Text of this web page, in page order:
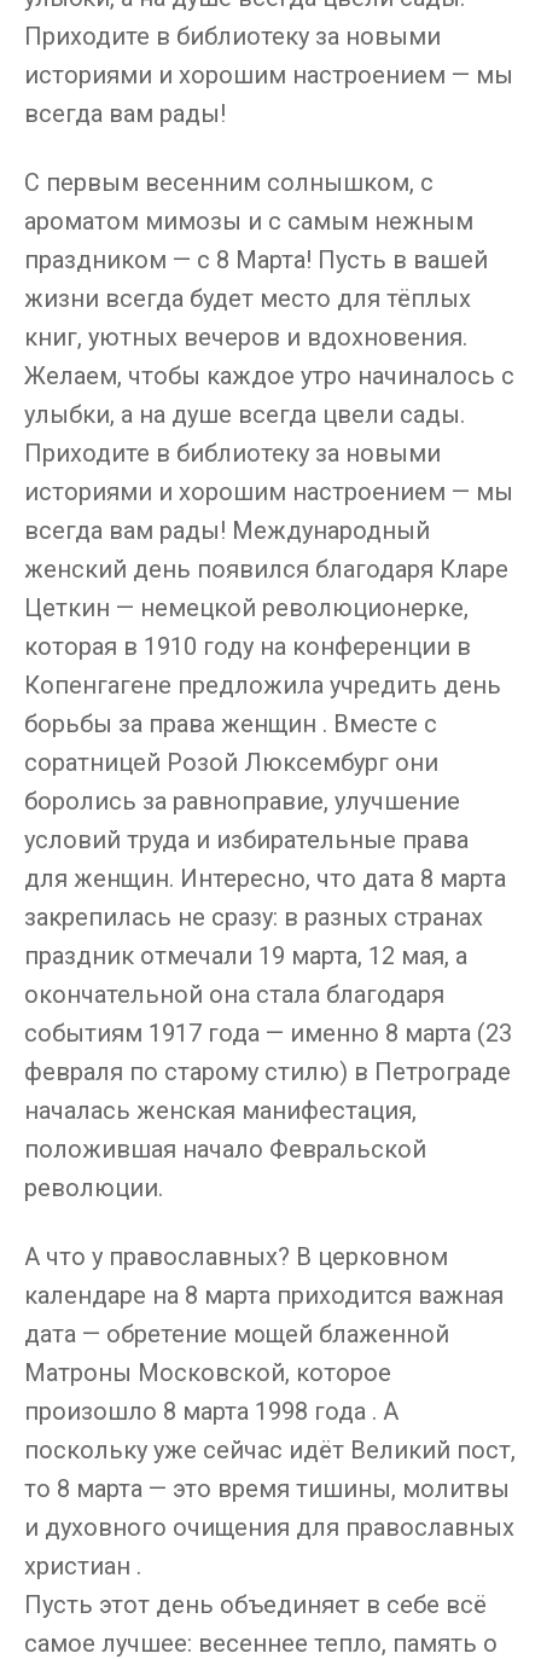
Приходите в библиотеку за новыми
историями и хорошим настроением — мы
всегда вам рады!
С первым весенним солнышком, с
ароматом мимозы и с самым нежным
праздником — с 8 Марта! Пусть в вашей
жизни всегда будет место для тёплых
книг, уютных вечеров и вдохновения.
Желаем, чтобы каждое утро начиналось с
улыбки, а на душе всегда цвели сады.
Приходите в библиотеку за новыми
историями и хорошим настроением — мы
всегда вам рады! ⁣Международный
женский день появился благодаря Кларе
Цеткин — немецкой революционерке,
которая в 1910 году на конференции в
Копенгагене предложила учредить день
борьбы за права женщин . Вместе с
соратницей Розой Люксембург они
боролись за равноправие, улучшение
условий труда и избирательные права
для женщин. Интересно, что дата 8 марта
закрепилась не сразу: в разных странах
праздник отмечали 19 марта, 12 мая, а
окончательной она стала благодаря
событиям 1917 года — именно 8 марта (23
февраля по старому стилю) в Петрограде
началась женская манифестация,
положившая начало Февральской
революции.
А что у православных? В церковном
календаре на 8 марта приходится важная
дата — обретение мощей блаженной
Матроны Московской, которое
произошло 8 марта 1998 года . А
поскольку уже сейчас идёт Великий пост,
то 8 марта — это время тишины, молитвы
и духовного очищения для православных
христиан .
Пусть этот день объединяет в себе всё
самое лучшее: весеннее тепло, память о